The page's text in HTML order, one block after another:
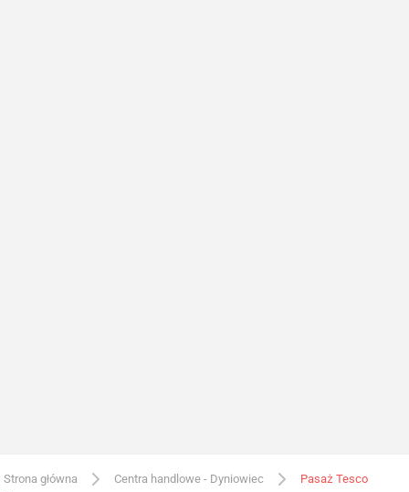
Strona główna Centra handlowe - Dyniowiec
Pasaż Tesco